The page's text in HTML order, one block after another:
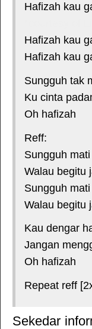
Hafizah kau
Hafizah kau
Hafizah kau
Sungguh tak
Ku cinta
Oh hafizah
Reff:
Sungguh
Walau begitu
Sungguh
Walau begitu
Kau dengar
Jangan
Oh hafizah
Repeat reff
Sekedar